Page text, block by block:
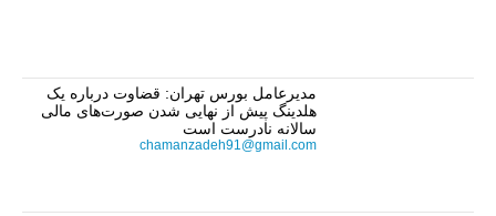
مدیرعامل بورس تهران: قضاوت درباره یک
هلدینگ پیش از نهایی شدن صورت‌های مالی
سالانه نادرست است
chamanzadeh91@gmail.com